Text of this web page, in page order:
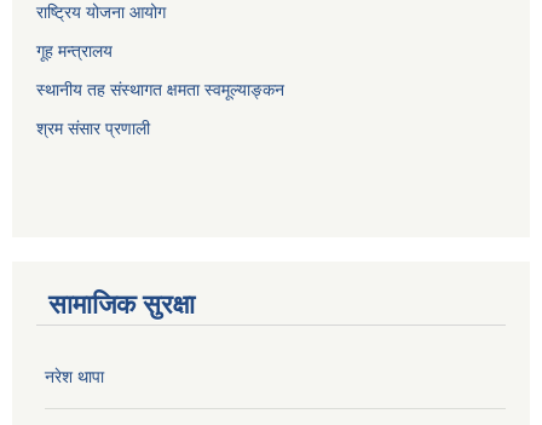
राष्ट्रिय योजना आयोग
गूह मन्त्रालय
स्थानीय तह संस्थागत क्षमता स्वमूल्याङ्कन
श्रम संसार प्रणाली
सामाजिक सुरक्षा
नरेश थापा